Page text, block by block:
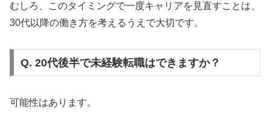
むしろ、このタイミングで一度キャリアを見直すことは、
30代以降の働き方を考えるうえで大切です。
Q. 20代後半で未経験転職はできますか？
可能性はあります。